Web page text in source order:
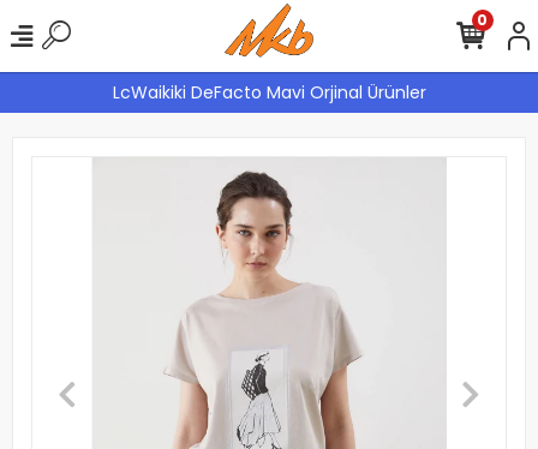
LcWaikiki DeFacto Mavi Orjinal Ürünler
0